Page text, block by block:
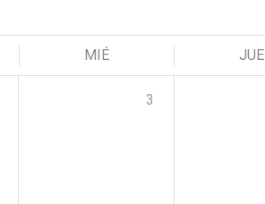
MIÉ JUE
3